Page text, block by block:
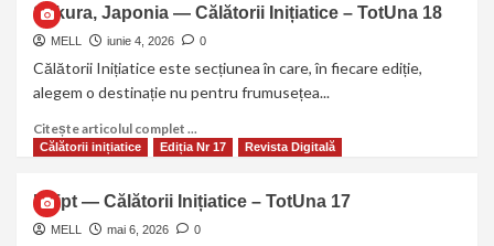
Sakura, Japonia — Călătorii Inițiatice – TotUna 18
MELL iunie 4, 2026 0
Călătorii Inițiatice este secțiunea în care, în fiecare ediție,
alegem o destinație nu pentru frumusețea...
Citește articolul complet ...
Călătorii inițiatice Ediția Nr 17 Revista Digitală
Egipt — Călătorii Inițiatice – TotUna 17
MELL mai 6, 2026 0